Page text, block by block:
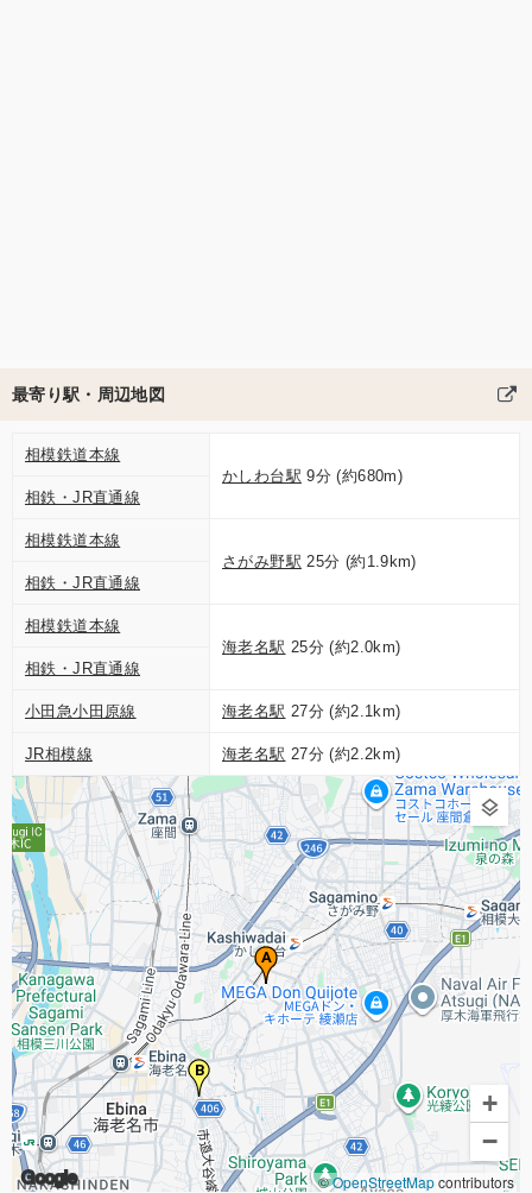
最寄り駅・周辺地図
相模鉄道本線
かしわ台駅 9分 (約680m)
相鉄・JR直通線
相模鉄道本線
さがみ野駅 25分 (約1.9km)
相鉄・JR直通線
相模鉄道本線
海老名駅 25分 (約2.0km)
相鉄・JR直通線
小田急小田原線 海老名駅 27分 (約2.1km)
JR相模線 海老名駅 27分 (約2.2km)
A
B
Google
+
−
©OpenStreetMapcontributors